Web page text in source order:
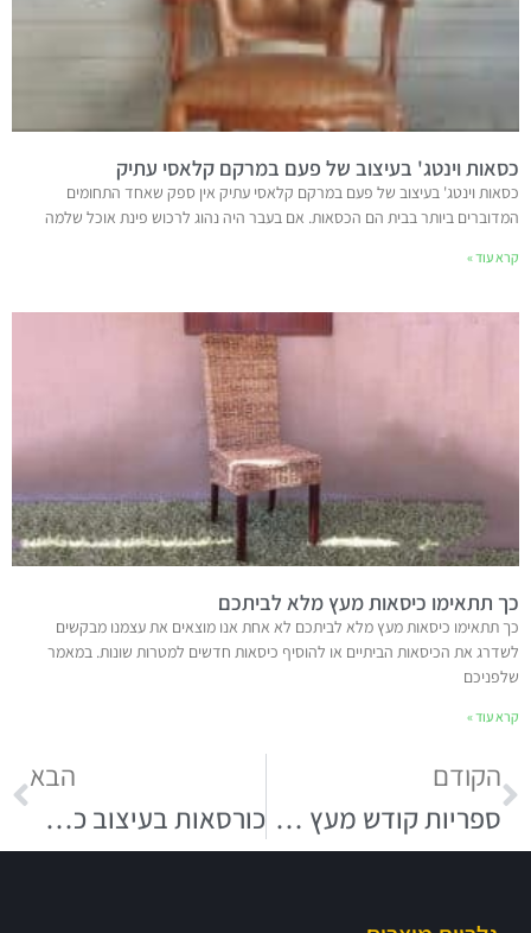
כסאות וינטג' בעיצוב של פעם במרקם קלאסי עתיק
כסאות וינטג' בעיצוב של פעם במרקם קלאסי עתיק אין ספק שאחד התחומים
המדוברים ביותר בבית הם הכסאות. אם בעבר היה נהוג לרכוש פינת אוכל שלמה
קרא עוד »
כך תתאימו כיסאות מעץ מלא לביתכם
כך תתאימו כיסאות מעץ מלא לביתכם לא אחת אנו מוצאים את עצמנו מבקשים
לשדרג את הכיסאות הביתיים או להוסיף כיסאות חדשים למטרות שונות. במאמר
שלפניכם
קרא עוד »
הקודם
ספריות קודש מעץ מלא – המדריך המלא לקניין
הבא
כורסאות בעיצוב כפרי לסלונים יוקרתיים